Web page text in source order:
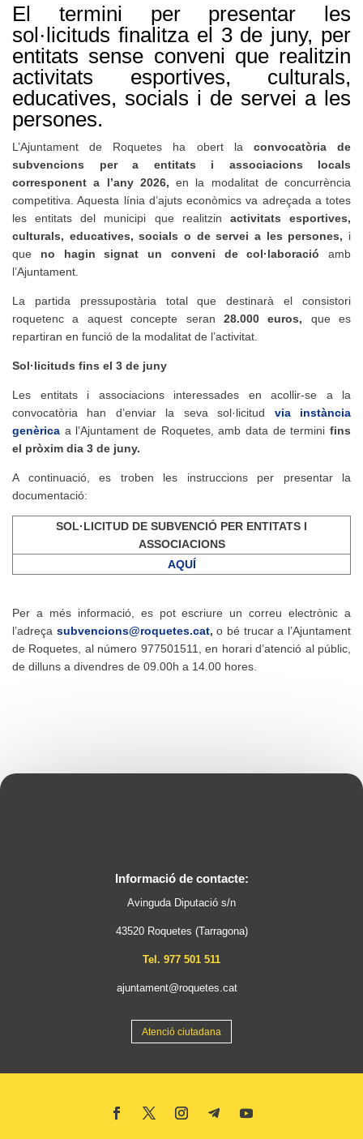
El termini per presentar les
sol·licituds finalitza el 3 de juny, per
entitats sense conveni que realitzin
activitats esportives, culturals,
educatives, socials i de servei a les
persones.
L’Ajuntament de Roquetes ha obert la convocatòria de
subvencions per a entitats i associacions locals
corresponent a l’any 2026, en la modalitat de concurrència
competitiva. Aquesta línia d’ajuts econòmics va adreçada a totes
les entitats del municipi que realitzin activitats esportives,
culturals, educatives, socials o de servei a les persones, i
que no hagin signat un conveni de col·laboració amb
l’Ajuntament.
La partida pressupostària total que destinarà el consistori
roquetenc a aquest concepte seran 28.000 euros, que es
repartiran en funció de la modalitat de l’activitat.
Sol·licituds fins el 3 de juny
Les entitats i associacions interessades en acollir-se a la
convocatòria han d’enviar la seva sol·licitud via instància
genèrica a l’Ajuntament de Roquetes, amb data de termini fins
el pròxim dia 3 de juny.
A continuació, es troben les instruccions per presentar la
documentació:
SOL·LICITUD DE SUBVENCIÓ PER ENTITATS I
ASSOCIACIONS
AQUÍ
Per a més informació, es pot escriure un correu electrònic a
l’adreça subvencions@roquetes.cat, o bé trucar a l’Ajuntament
de Roquetes, al número 977501511, en horari d’atenció al públic,
de dilluns a divendres de 09.00h a 14.00 hores.
Informació de contacte:
Avinguda Diputació s/n
43520 Roquetes (Tarragona)
Tel. 977 501 511
ajuntament@roquetes.cat
Atenció ciutadana